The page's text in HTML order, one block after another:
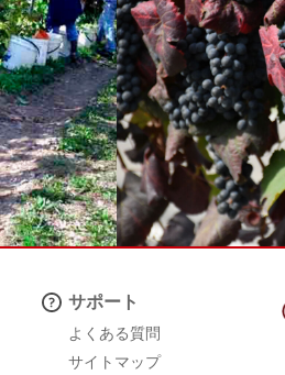
サポート
よくある質問
サイトマップ